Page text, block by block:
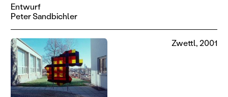
Entwurf
Peter Sandbichler
Zwettl, 2001